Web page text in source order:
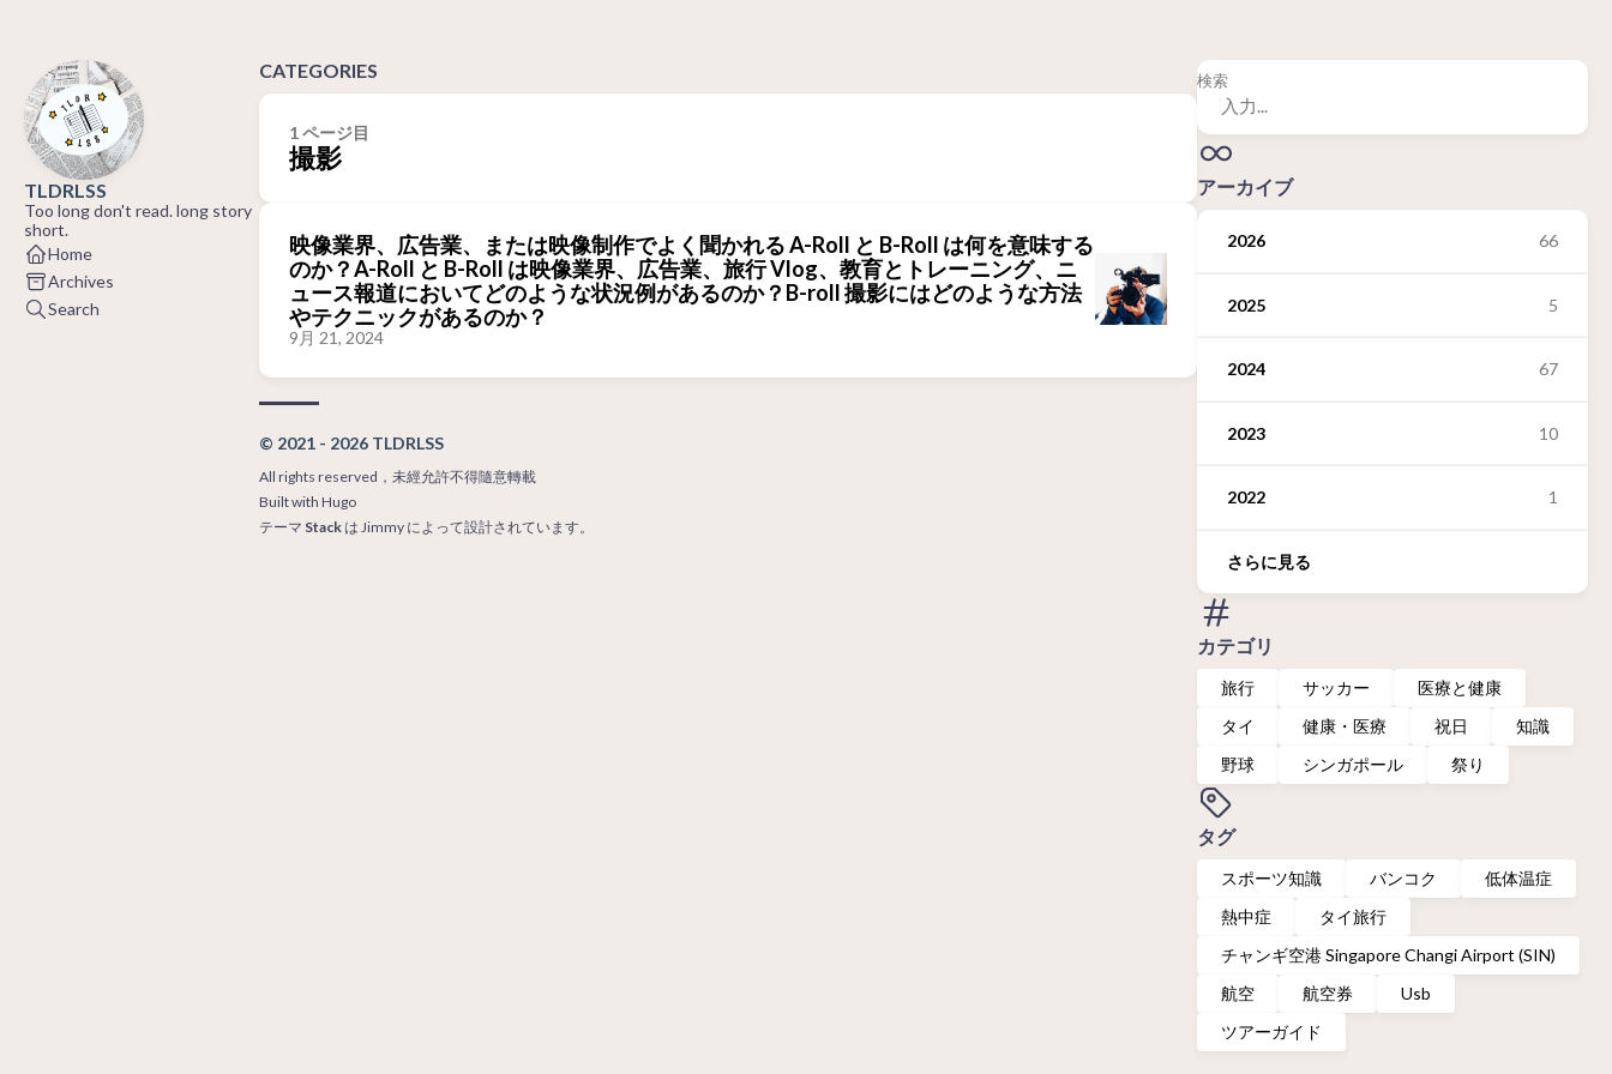
TLDRLSS
Too long don't read. long story
short.
Home
Archives
Search
検索
アーカイブ
2026 66
2025 5
2024 67
2023 10
2022 1
さらに見る
カテゴリ
旅行 サッカー
医療と健康
タイ
健康・医療 祝日
知識
野球
シンガポール 祭り
タグ
スポーツ知識 バンコク
低体温症
熱中症
タイ旅行
チャンギ空港 Singapore Changi Airport (SIN)
航空
航空券
Usb
ツアーガイド
CATEGORIES
1 ページ目
撮影
映像業界、広告業、または映像制作でよく聞かれる A-Roll と B-Roll は何を意味する
のか？A-Roll と B-Roll は映像業界、広告業、旅行 Vlog、教育とトレーニング、ニ
ュース報道においてどのような状況例があるのか？B-roll 撮影にはどのような方法
やテクニックがあるのか？
9月 21, 2024
© 2021 - 2026 TLDRLSS
All rights reserved，未經允許不得隨意轉載
Built with Hugo
テーマ Stackは Jimmyによって設計されています。